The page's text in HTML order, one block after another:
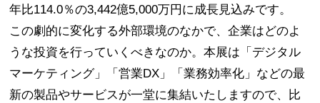
年比114.0％の3,442億5,000万円に成長見込みです。
この劇的に変化する外部環境のなかで、企業はどのよ
うな投資を行っていくべきなのか。本展は「デジタル
マーケティング」「営業DX」「業務効率化」などの最
新の製品やサービスが一堂に集結いたしますので、比